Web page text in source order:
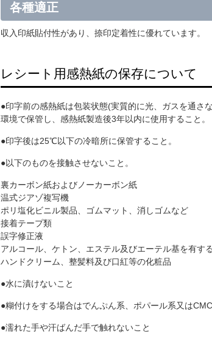
各種適正
収入印紙貼付性があり、捺印定着性に優れています。
レシート用感熱紙の保存について
●印字前の感熱紙は包装状態(実質的に光、ガスを通さ
環境で保管し、感熱紙製造後3年以内に使用すること。
●印字後は25℃以下の冷暗所に保管すること。
●以下のものを接触させないこと。
裏カーボン紙およびノーカーボン紙
温式ジアゾ複写機
ポリ塩化ビニル製品、ゴムマット、消しゴムなど
接着テープ類
誤字修正液
アルコール、ケトン、エステル及びエーテル基を有す
ハンドクリーム、整髪料及び口紅等の化粧品
●水に漬けないこと
●糊付けをする場合はでんぷん系、ポパール系又は
●濡れた手や汗ばんだ手で触れないこと